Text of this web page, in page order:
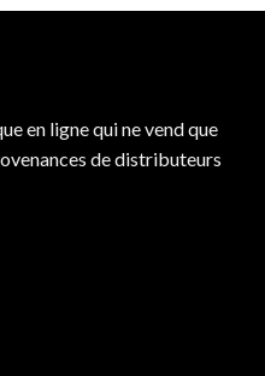
en ligne qui ne vend que
de distributeurs